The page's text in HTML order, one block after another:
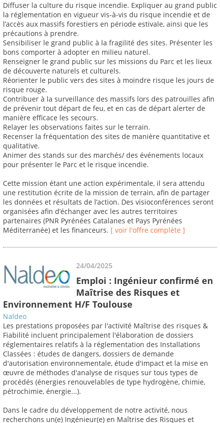
Diffuser la culture du risque incendie. Expliquer au grand public
la réglementation en vigueur vis-à-vis du risque incendie et de
l’accès aux massifs forestiers en période estivale, ainsi que les
précautions à prendre.
Sensibiliser le grand public à la fragilité des sites. Présenter les
bons comporter à adopter en milieu naturel.
Renseigner le grand public sur les missions du Parc et les lieux
de découverte naturels et culturels.
Réorienter le public vers des sites à moindre risque les jours de
risque rouge.
Contribuer à la surveillance des massifs lors des patrouilles afin
de prévenir tout départ de feu, et en cas de départ alerter de
manière efficace les secours.
Relayer les observations faites sur le terrain.
Recenser la fréquentation des sites de manière quantitative et
qualitative.
Animer des stands sur des marchés/ des événements locaux
pour présenter le Parc et le risque incendie.
Cette mission étant une action expérimentale, il sera attendu
une restitution écrite de la mission de terrain, afin de partager
les données et résultats de l’action. Des visioconférences seront
organisées afin d’échanger avec les autres territoires
partenaires (PNR Pyrénées Catalanes et Pays Pyrénées
Méditerranée) et les financeurs. [ voir l'offre complète ]
24/04/2025
Emploi : Ingénieur confirmé en
Maîtrise des Risques et
Environnement H/F Toulouse
Naldeo
Les prestations proposées par l'activité Maîtrise des risques &
Fiabilité incluent principalement l'élaboration de dossiers
réglementaires relatifs à la réglementation des Installations
Classées : études de dangers, dossiers de demande
d'autorisation environnementale, étude d'impact et la mise en
œuvre de méthodes d'analyse de risques sur tous types de
procédés (énergies renouvelables de type hydrogène, chimie,
pétrochimie, énergie...).
Dans le cadre du développement de notre activité, nous
recherchons un(e) Ingénieur(e) en Maîtrise des Risques et